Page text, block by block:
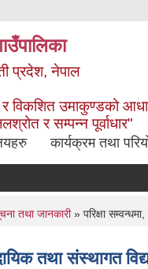
प्रदेश, नेपाल
विकशित उमाकुण्डको
र सम्पन्न पूर्वाधार"
कार्यक्रम तथा
तथा जानकारी» परिक्षा
तथा संस्थागत